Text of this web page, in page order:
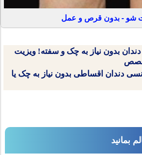
شو - بدون قرص و عمل
بدون نیاز به چک و سفته! ویزیت
دندان اقساطی بدون نیاز به چک یا
بمانید